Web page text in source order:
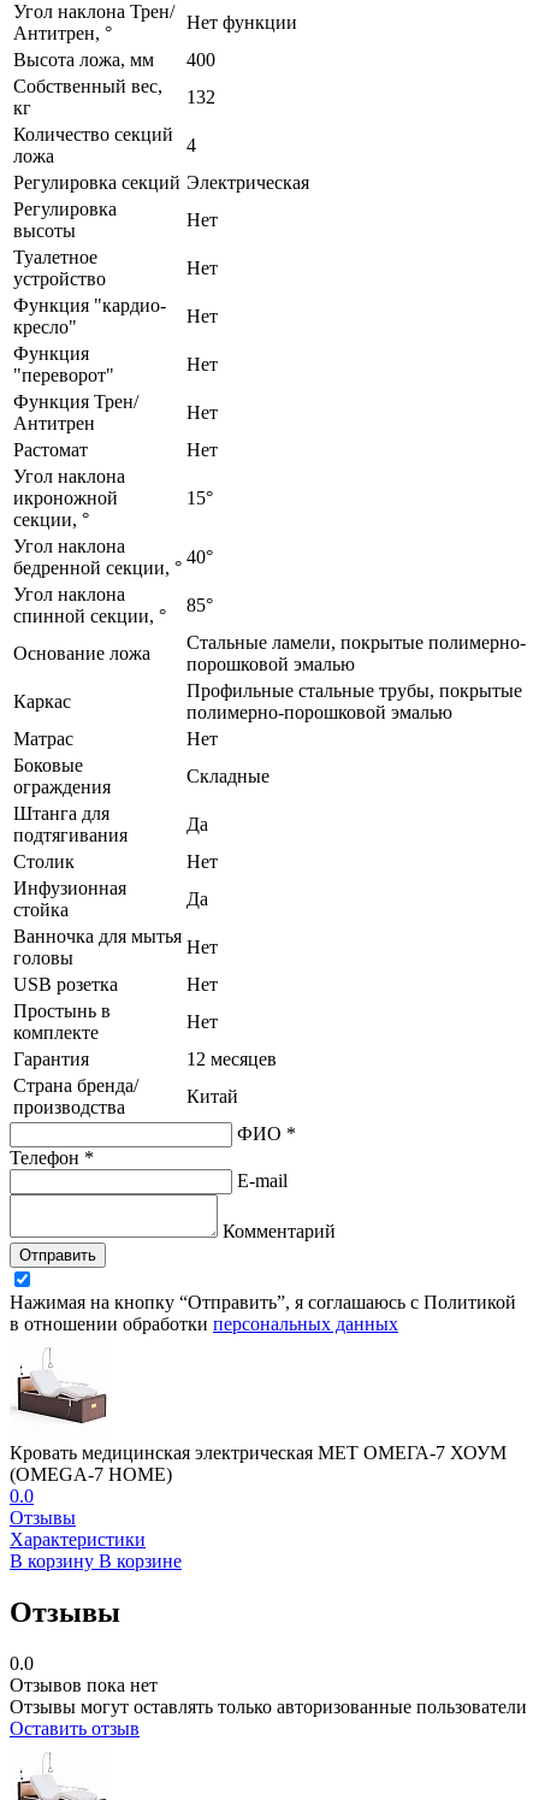
Угол наклона Трен/
Антитрен, °
Нет функции
Высота ложа, мм
400
Собственный вес,
кг
132
Количество секций
ложа
4
Регулировка секций Электрическая
Регулировка
высоты
Нет
Туалетное
устройство
Нет
Функция "кардио-
кресло"
Нет
Функция
"переворот"
Нет
Функция Трен/
Антитрен
Нет
Растомат
Нет
Угол наклона
икроножной
секции, °
15°
Угол наклона
бедренной секции, °
40°
Угол наклона
спинной секции, °
85°
Основание ложа
Стальные ламели, покрытые полимерно-
порошковой эмалью
Каркас
Профильные стальные трубы, покрытые
полимерно-порошковой эмалью
Матрас
Нет
Боковые
ограждения
Складные
Штанга для
подтягивания
Да
Столик
Нет
Инфузионная
стойка
Да
Ванночка для мытья
головы
Нет
USB розетка
Нет
Простынь в
комплекте
Нет
Гарантия
12 месяцев
Страна бренда/
производства
Китай
ФИО *
Телефон *
E-mail
Комментарий
Отправить
Нажимая на кнопку “Отправить”, я соглашаюсь с Политикой
в отношении обработки персональных данных
Кровать медицинская электрическая МЕТ ОМЕГА-7 ХОУМ
(OMEGA-7 HOME)
0.0
Отзывы
Характеристики
В корзину В корзине
Отзывы
0.0
Отзывов пока нет
Отзывы могут оставлять только авторизованные пользователи
Оставить отзыв